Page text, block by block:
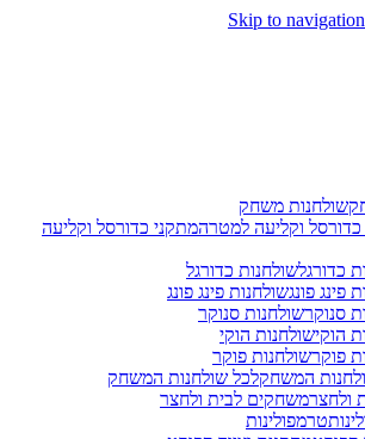
Skip to navigation
שולחנות משחק
מתקני כדורסל וקליעה
שולחנות כדורגל
שולחנות פינג פונג
שולחנות סנוקר
שולחנות הוקי
שולחנות פוקר
לכל שולחנות המשחק
משחקים לבית ולחצר
טרמפולינות